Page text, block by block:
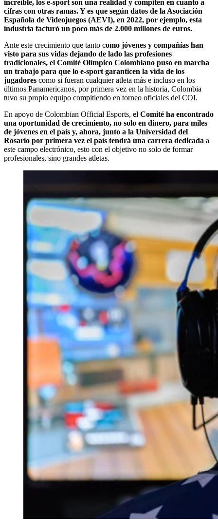
increíble, los e-sport son una realidad y compiten en cuanto a
cifras con otras ramas. Y es que según datos de la Asociación
Española de Videojuegos (AEVI), en 2022, por ejemplo, esta
industria facturó un poco más de 2.000 millones de euros.
Ante este crecimiento que tanto como jóvenes y compañías han
visto para sus vidas dejando de lado las profesiones
tradicionales, el Comité Olímpico Colombiano puso en marcha
un trabajo para que lo e-sport garanticen la vida de los
jugadores como si fueran cualquier atleta más e incluso en los
últimos Panamericanos, por primera vez en la historia, Colombia
tuvo su propio equipo compitiendo en torneo oficiales del COI.
En apoyo de Colombian Official Esports, el Comité ha encontrado
una oportunidad de crecimiento, no solo en dinero, para miles
de jóvenes en el país y, ahora, junto a la Universidad del
Rosario por primera vez el país tendrá una carrera dedicada a
este campo electrónico, esto con el objetivo no solo de formar
profesionales, sino grandes atletas.